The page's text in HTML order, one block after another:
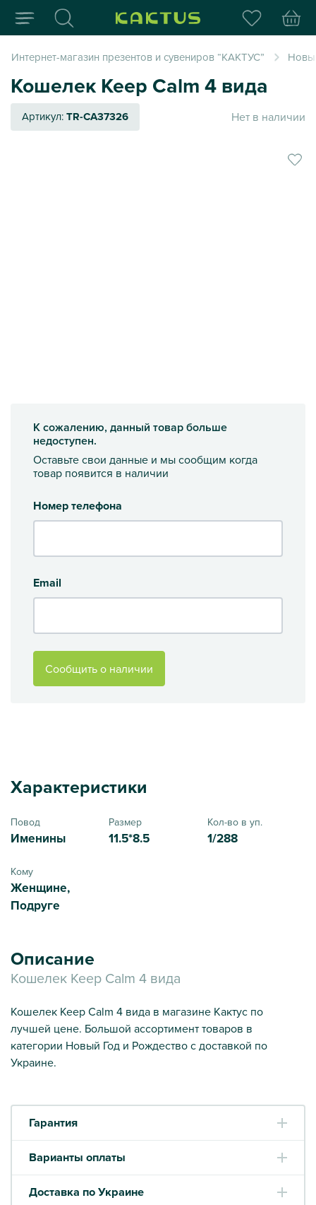
Интернет-магазин
Интернет-магазин презентов и сувениров “КАКТУС”
Кошелек Keep Calm 4 вида
Артикул:TR-CA37326 Нет в наличии
К сожалению, данный товар больше
недоступен.
Оставьте свои данные и мы сообщим когда
товар появится в наличии
Номер телефона
Email
Сообщить о наличии
Характеристики
Повод
Именины
Размер
11.5*8.5
Кол-во в уп.
1/288
Кому
Женщине,
Подруге
Описание
Кошелек Keep Calm 4 вида
Кошелек Keep Calm 4 вида в магазине Кактус по
лучшей цене. Большой ассортимент товаров в
категории Новый Год и Рождество с доставкой по
Украине.
Гарантия
Варианты оплаты
Доставка по Украине